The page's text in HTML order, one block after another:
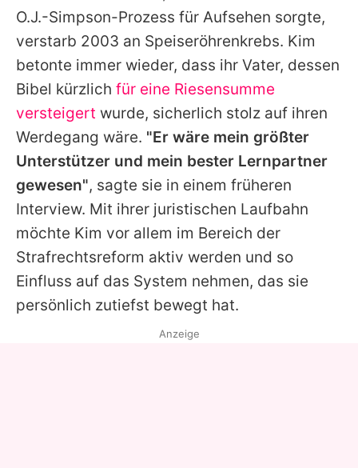
O.J.-Simpson-Prozess für Aufsehen sorgte,
verstarb 2003 an Speiseröhrenkrebs. Kim
betonte immer wieder, dass ihr Vater, dessen
Bibel kürzlich für eine Riesensumme
versteigert wurde, sicherlich stolz auf ihren
Werdegang wäre. "Er wäre mein größter
Unterstützer und mein bester Lernpartner
gewesen", sagte sie in einem früheren
Interview. Mit ihrer juristischen Laufbahn
möchte Kim vor allem im Bereich der
Strafrechtsreform aktiv werden und so
Einfluss auf das System nehmen, das sie
persönlich zutiefst bewegt hat.
Anzeige